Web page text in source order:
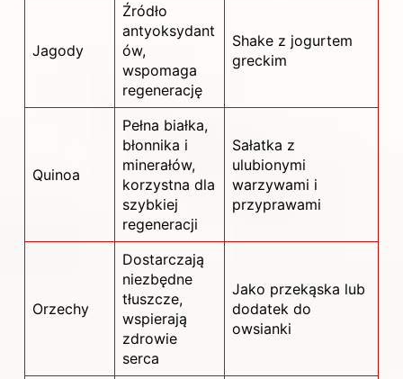
Jagody
Źródło
antyoksydant
ów,
wspomaga
regenerację
Shake z jogurtem
greckim
Quinoa
Pełna białka,
błonnika i
minerałów,
korzystna dla
szybkiej
regeneracji
Sałatka z
ulubionymi
warzywami i
przyprawami
Orzechy
Dostarczają
niezbędne
tłuszcze,
wspierają
zdrowie
serca
Jako przekąska lub
dodatek do
owsianki